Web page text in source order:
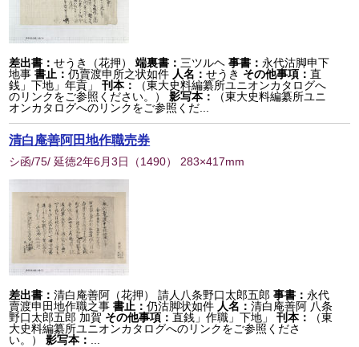
差出書：せうき（花押） 端裏書： 三ツルヘ 事書： 永代沽脚申下
地事書止：仍賣渡申所之状如件 人名：せうき その他事項：直
銭」下地」年貢」刊本：
（東大史料編纂所ユニオンカタログへ
のリンクをご参照ください。）
影写本：
（東大史料編纂所ユニ
オンカタログへのリンクをご参照くだ...
清白庵善阿田地作職売券
シ函/75/ 延徳2年6月3日 （1490） 283×417mm
差出書：清白庵善阿（花押） 請人八条野口太郎五郎 事書： 永代
賣渡申田地作職之事書止：仍沽脚状如件 人名：清白庵善阿 八条
野口太郎五郎 加賀 その他事項：直銭」作職」下地」刊本：
（東
大史料編纂所ユニオンカタログへのリンクをご参照くださ
い。）
影写本：